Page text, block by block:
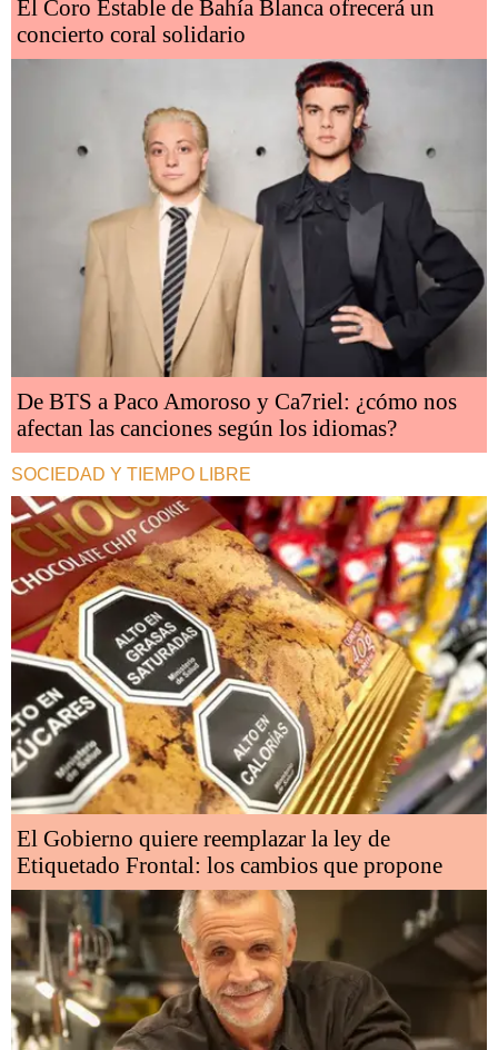
El Coro Estable de Bahía Blanca ofrecerá un
concierto coral solidario
De BTS a Paco Amoroso y Ca7riel: ¿cómo nos
afectan las canciones según los idiomas?
SOCIEDAD Y TIEMPO LIBRE
El Gobierno quiere reemplazar la ley de
Etiquetado Frontal: los cambios que propone